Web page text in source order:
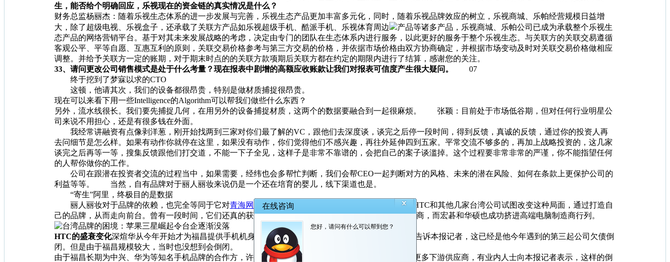
生，能否给个明确回应，乐视现在的资金链的真实情况是什么？
财务总监杨丽杰：随着乐视生态体系的进一步发展与完善，乐视生态产品更加丰富多元化，同时，随着乐视品牌效应的树立，乐视商城、乐帕经营规模日益增
大，除了超级电视、乐视盒子，还承载了关联方产品如乐视超级手机、酷派手机、乐视体育周边
产品等诸多产品，乐视商城、乐帕公司已成为承载整个乐视生
态产品的网络营销平台。基于对其未来发展战略的考虑，决定由专门的团队在生态体系内进行服务，以此更好的服务于整个乐视生态。与关联方的关联交易遵循
客观公平、平等自愿、互惠互利的原则，关联交易价格参考与第三方交易的价格，并依据市场价格由双方协商确定，并根据市场变动及时对关联交易价格做相应
调整。并给予关联方一定的账期，对于期末时点的的关联方款项期后关联方都在约定的期限内进行了结算，感谢您的关注。
33、请问更改公司销售模式是处于什么考量？现在报表中剧增的高额应收账款让我们对报表可信度产生很大疑问。
07
终于挖到了梦寐以求的CTO
这顿，他请其次，我们的设备都很昂贵，特别是做材质捕捉很昂贵。
现在可以来看下用一些Intelligence的Algorithm可以帮我们做些什么东西？
另外，流水线很长。我们要先捕捉几何，在用另外的设备捕捉材质，这两个的数据要融合到一起很麻烦。 张颖：目前处于市场低谷期，但对任何行业明星公
司来说不用担心，还是有很多钱在外面。
我经常讲融资有点像剥洋葱，刚开始找两到三家对你们最了解的VC，跟他们去深度谈，谈完之后停一段时间，得到反馈，真诚的反馈，通过你的投资人再
去问细节是怎么样。如果有动作你就停在这里，如果没有动作，你们觉得他们不感兴趣，再往外延伸四到五家。平常交流不够多的，再加上战略投资的，这几家
谈完之后再等一等，搜集反馈跟他们打交道，不能一下子全见，这样子是非常不靠谱的，会把自己的案子谈滥掉。这个过程要非常非常的严谨，你不能指望任何
的人帮你做你的工作。
公司在跟潜在投资者交流的过程当中，如果需要，经纬也会多帮忙判断，我们会帮CEO一起判断对方的风格、未来的潜在风险、如何在条款上更保护公司的
利益等等。 当然，自有品牌对于丽人丽妆来说仍是一个还在培育的婴儿，线下渠道也是。
“寄生”阿里，终极目的是数据
丽人丽妆对于品牌的依赖，也完全等同于它对青海网站扶植付阿里系平台的依赖。在过去10年中，HTC和其他几家台湾公司试图改变这种局面，通过打造自
己的品牌，从而走向前台。曾有一段时间，它们还真的获得了成功。HTC是Android智能手机的顶级制造商，而宏碁和华硕也成功挤进高端电脑制造商行列。
HTC的盛衰变化深煊华从今年开始才为福昌提供手机机身新型涂料就碰上倒闭事件，而其负责人周华武告诉本报记者，这已经是他今年遇到的第三起公司欠债倒
闭。但是由于福昌规模较大，当时也没想到会倒闭。
由于福昌长期为中兴、华为等知名手机品牌的合作方，许多中小型企业奔着其名头而来，其倒闭牵涉到更多下游供应商，有业内人士向本报记者表示，这样的倒